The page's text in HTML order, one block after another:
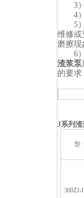
3）
4）
5
维修或
磨擦
6
渣浆泵
的要
J系列渣
型
300ZJ-